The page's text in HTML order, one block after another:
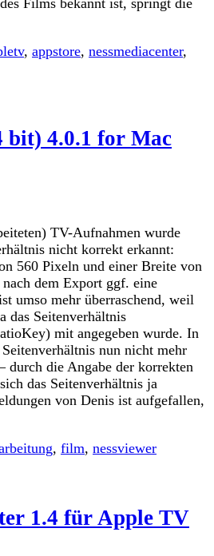
Films bekannt ist, springt die
, appstore, nessmediacenter,
bit) 4.0.1 for Mac
TV-Aufnahmen wurde
nicht korrekt erkannt:
560 Pixeln und einer Breite von
dem Export ggf. eine
umso mehr überraschend, weil
das Seitenverhältnis
mit angegeben wurde. In
nun nicht mehr
durch die Angabe der korrekten
das Seitenverhältnis ja
von Denis ist aufgefallen,
, film, nessviewer
1.4 für Apple TV